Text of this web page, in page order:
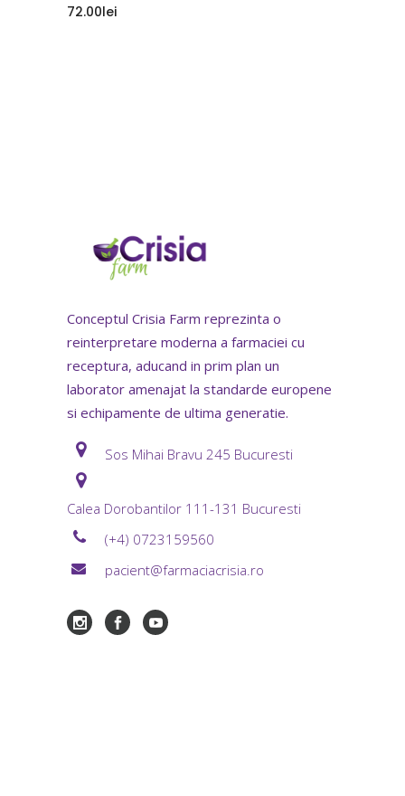
72.00lei
Conceptul Crisia Farm reprezinta o
reinterpretare moderna a farmaciei cu
receptura, aducand in prim plan un
laborator amenajat la standarde europene
si echipamente de ultima generatie.
Sos Mihai Bravu 245 Bucuresti
Calea Dorobantilor 111-131 Bucuresti
(+4) 0723159560
pacient@farmaciacrisia.ro